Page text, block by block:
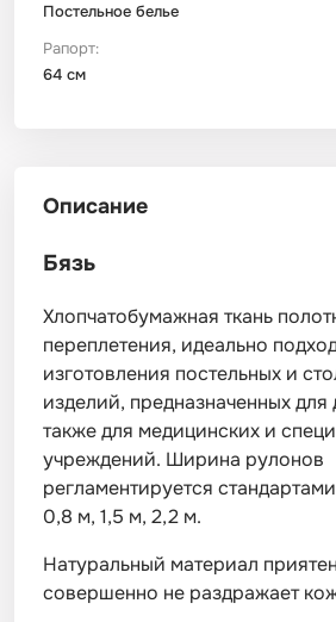
Постельное белье
Рапорт:
64 см
Описание
Бязь
Хлопчатобумажная ткань
переплетения, идеально
изготовления постельных и
изделий, предназначенных для
также для медицинских и
учреждений. Ширина рулонов
регламентируется
0,8 м, 1,5 м, 2,2 м.
Натуральный материал
совершенно не раздражает